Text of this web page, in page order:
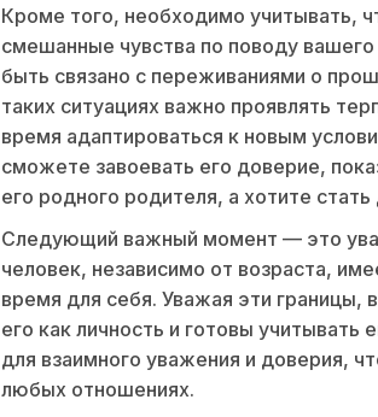
Кроме того, необходимо учитывать,
смешанные чувства по поводу
быть связано с переживаниями о
таких ситуациях важно проявлять
время адаптироваться к новым
сможете завоевать его доверие,
его родного родителя, а хотите
Следующий важный момент — это
человек, независимо от возраста,
время для себя. Уважая эти границы,
его как личность и готовы учитывать
для взаимного уважения и доверия,
любых отношениях.